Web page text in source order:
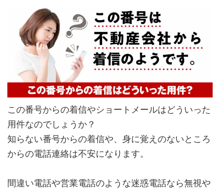
この番号からの着信やショートメールはどういった
用件なのでしょうか？
知らない番号からの着信や、身に覚えのないところ
からの電話連絡は不安になります。
間違い電話や営業電話のような迷惑電話なら無視や